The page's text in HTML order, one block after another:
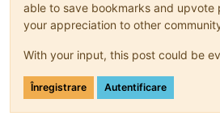
able to save bookmarks and upvote
your appreciation to other
With your input, this post could be
Înregistrare Autentificare